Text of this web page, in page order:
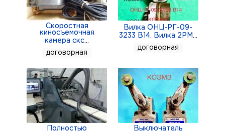
Скоростная
киносъемочная
камера скс
договорная
Вилка ОНЦ-РГ-09-
3233 В14. Вилка 2РМ
договорная
Полностью
Выключатель